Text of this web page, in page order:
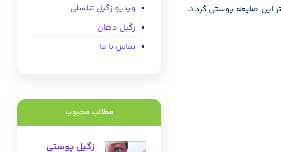
این ضایعه پوستی گردد.
ویدیو زگیل تناسلی
زگیل دهان
تماس با ما
مطالب محبوب
زگیل پوستی